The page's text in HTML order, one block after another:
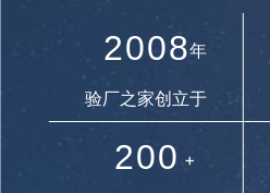
2
3
0
1
0
1
8
9
年
验厂之家创立于
1
200 +